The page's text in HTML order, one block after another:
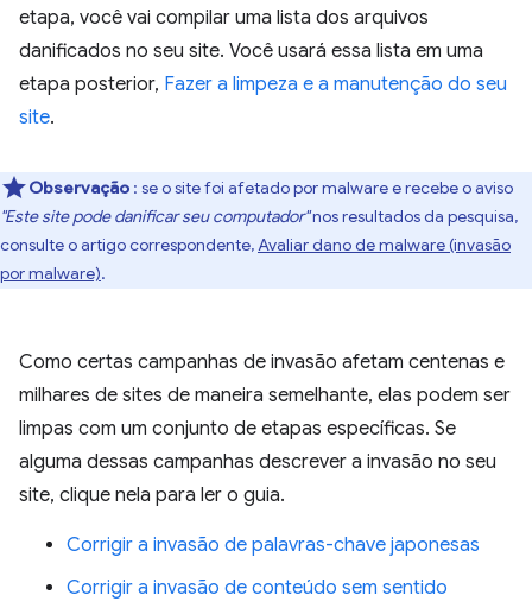
etapa, você vai compilar uma lista dos arquivos
danificados no seu site. Você usará essa lista em uma
etapa posterior, Fazer a limpeza e a manutenção do seu
site.
Observação : se o site foi afetado por malware e recebe o aviso
"Este site pode danificar seu computador"nos resultados da pesquisa,
consulte o artigo correspondente,Avaliar dano de malware (invasão
por malware).
Como certas campanhas de invasão afetam centenas e
milhares de sites de maneira semelhante, elas podem ser
limpas com um conjunto de etapas específicas. Se
alguma dessas campanhas descrever a invasão no seu
site, clique nela para ler o guia.
Corrigir a invasão de palavras-chave japonesas
Corrigir a invasão de conteúdo sem sentido